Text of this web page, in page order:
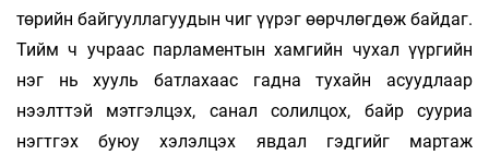
төрийн байгууллагуудын чиг үүрэг өөрчлөгдөж байдаг.
Тийм ч учраас парламентын хамгийн чухал үүргийн
нэг нь хууль батлахаас гадна тухайн асуудлаар
нээлттэй мэтгэлцэх, санал солилцох, байр сууриа
нэгтгэх буюу хэлэлцэх явдал гэдгийг мартаж